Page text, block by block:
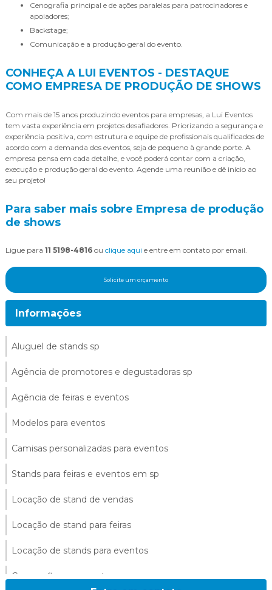
Cenografia principal e de ações paralelas para patrocinadores e
apoiadores;
Backstage;
Comunicação e a produção geral do evento.
CONHEÇA A LUI EVENTOS - DESTAQUE
COMO EMPRESA DE PRODUÇÃO DE SHOWS
Com mais de 15 anos produzindo eventos para empresas, a Lui Eventos
tem vasta experiência em projetos desafiadores. Priorizando a segurança e
experiência positiva, com estrutura e equipe de profissionais qualificados de
acordo com a demanda dos eventos, seja de pequeno à grande porte. A
empresa pensa em cada detalhe, e você poderá contar com a criação,
execução e produção geral do evento. Agende uma reunião e dê início ao
seu projeto!
Para saber mais sobre Empresa de produção
de shows
Ligue para 11 5198-4816 ou clique aqui e entre em contato por email.
Solicite um orçamento
Informações
Aluguel de stands sp
Agência de promotores e degustadoras sp
Agência de feiras e eventos
Modelos para eventos
Camisas personalizadas para eventos
Stands para feiras e eventos em sp
Locação de stand de vendas
Locação de stand para feiras
Locação de stands para eventos
Cenografia para eventos